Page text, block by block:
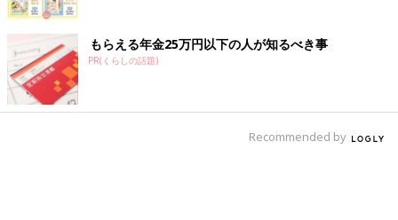
もらえる年金25万円以下の人が知るべき事
PR(くらしの話題)
Recommended by